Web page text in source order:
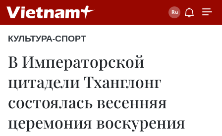
КУЛЬТУРА-СПОРТ
В Императорской
цитадели Тханглонг
состоялась весенняя
церемония воскурения